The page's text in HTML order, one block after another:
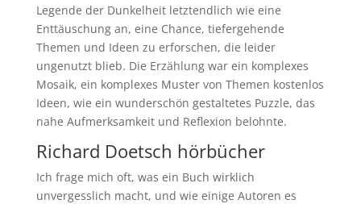
Legende der Dunkelheit letztendlich wie eine
Enttäuschung an, eine Chance, tiefergehende
Themen und Ideen zu erforschen, die leider
ungenutzt blieb. Die Erzählung war ein komplexes
Mosaik, ein komplexes Muster von Themen kostenlos
Ideen, wie ein wunderschön gestaltetes Puzzle, das
nahe Aufmerksamkeit und Reflexion belohnte.
Richard Doetsch hörbücher
Ich frage mich oft, was ein Buch wirklich
unvergesslich macht, und wie einige Autoren es